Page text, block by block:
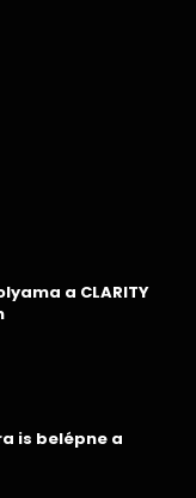
a CLARITY
is belépne a